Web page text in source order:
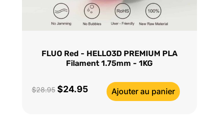
FLUO Red - HELLO3D PREMIUM PLA
Filament 1.75mm - 1KG
$28.95 Le
$24.95Le
Ajouter au panier